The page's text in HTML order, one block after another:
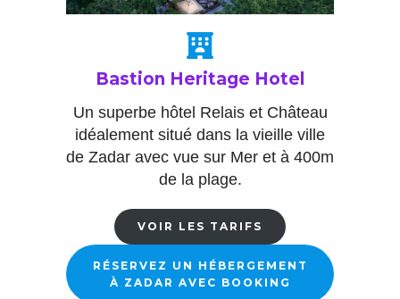
Bastion Heritage Hotel
Un superbe hôtel Relais et Château
idéalement situé dans la vieille ville
de Zadar avec vue sur Mer et à 400m
de la plage.
VOIR LES TARIFS
RÉSERVEZ UN HÉBERGEMENT
À ZADAR AVEC BOOKING